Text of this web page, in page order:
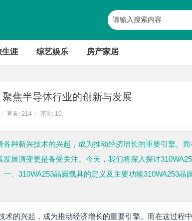
生涯 综艺娱乐 房产家居
焦半导体行业的创新与发展
/ 查看: 214 / 评论: 10
种新兴技术的兴起，成为推动经济增长的重要引擎。而
展演变更是备受关注。今天，我们将深入探讨
、310WA253晶圆载具的定义及主要功能310WA253晶
的兴起，成为推动经济增长的重要引擎。而在这过程